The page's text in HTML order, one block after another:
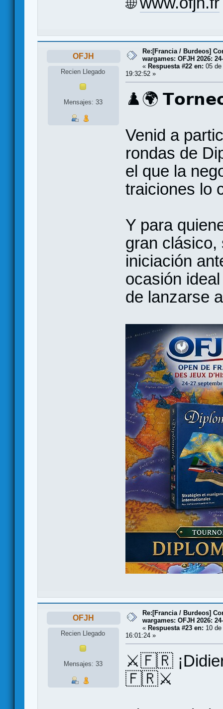
OFJH
Recien Llegado
Mensajes: 33
Re:[Francia / Burdeos]
wargames: OFJH 2026:
« Respuesta #22 en: 05
19:32:52 »
♟️🌍
Venid a
rondas de
el que la
traiciones lo
Y para
gran clásico,
iniciación
ocasión
de lanzarse
OFJH
Recien Llegado
Mensajes: 33
Re:[Francia / Burdeos]
wargames: OFJH 2026:
« Respuesta #23 en: 10
16:01:24 »
⚔️🇫🇷 ¡Didier
🇫🇷⚔️